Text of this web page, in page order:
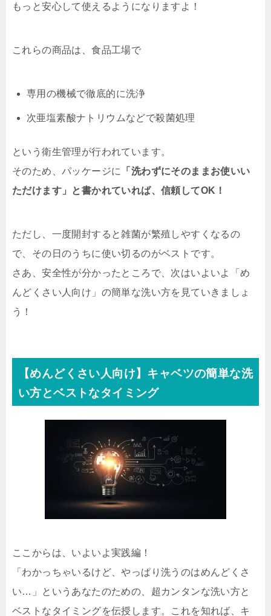
もっと安心して使えるようになりますよ！
これらの商品は、食品工場で
専用の機械で徹底的に洗浄
次亜塩素酸ナトリウムなどで殺菌処理
という衛生管理が行われています。
そのため、パッケージに
「洗わずにそのままお使いい
ただけます」と書かれていれば、信頼してOK！
ただし、一度開封すると雑菌が繁殖しやすくなるの
で、その日のうちに使い切るのがベストです。
さあ、安全性が分かったところで、次はいよいよ「め
んどくさい人向け」の簡単な洗い方を見ていきましょ
う！
【めんどくさい人向け】キャベツの簡単な洗
い方とベストなタイミング
ここからは、いよいよ実践編！
「わかっちゃいるけど、やっぱり洗うのはめんどくさ
い…」というあなたのための、超カンタンな洗い方と
ベストなタイミングを伝授します。これを知れば、キ